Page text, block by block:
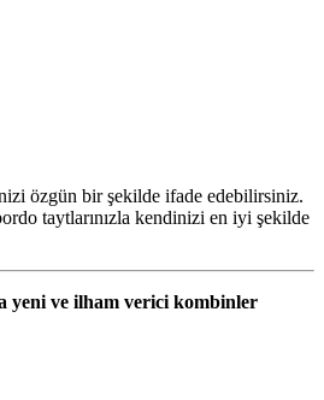
özgün bir şekilde ifade edebilirsiniz.
taytlarınızla kendinizi en iyi şekilde
yeni ve ilham verici kombinler